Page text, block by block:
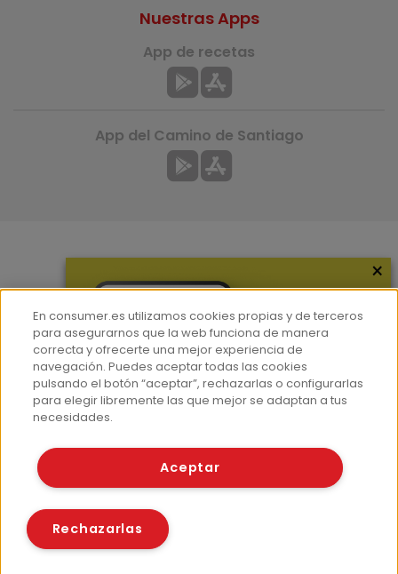
Hemeroteca
Contacto
Prensa
Corpus Lingüístico Consumer
Nuestras Apps
App de recetas
App del Camino de Santiago
© Fundación EROSKI
Políticas de cookies
×
En consumer.es utilizamos cookies propias y de terceros
para asegurarnos que la web funciona de manera
correcta y ofrecerte una mejor experiencia de
navegación. Puedes aceptar todas las cookies
pulsando el botón “aceptar”, rechazarlas o configurarlas
para elegir libremente las que mejor se adaptan a tus
necesidades.
Aceptar
Rechazarlas